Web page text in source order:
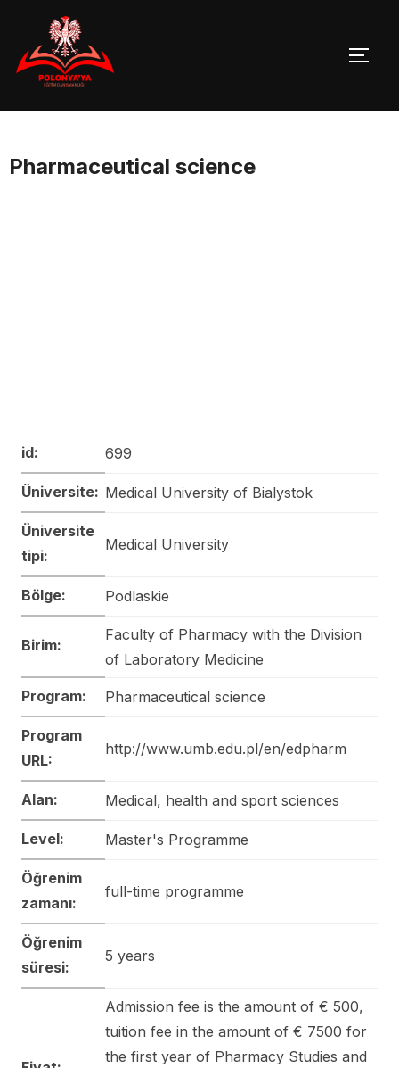
content
Pharmaceutical science
id: 699
Üniversite: Medical University of Bialystok
Üniversite
tipi:
Medical University
Bölge: Podlaskie
Birim:
Faculty of Pharmacy with the Division
of Laboratory Medicine
Program: Pharmaceutical science
Program
URL:
http://www.umb.edu.pl/en/edpharm
Alan: Medical, health and sport sciences
Level: Master's Programme
Öğrenim
zamanı:
full-time programme
Öğrenim
süresi:
5 years
Admission fee is the amount of € 500,
tuition fee in the amount of € 7500 for
the first year of Pharmacy Studies and